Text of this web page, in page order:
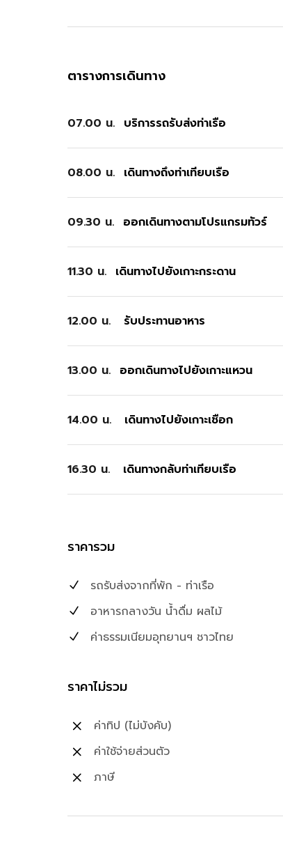
ตารางการเดินทาง
07.00 น. บริการรถรับส่งท่าเรือ
08.00 น. เดินทางถึงท่าเทียบเรือ
09.30 น. ออกเดินทางตามโปรแกรมทัวร์
11.30 น. เดินทางไปยังเกาะกระดาน
12.00 น. รับประทานอาหาร
13.00 น. ออกเดินทางไปยังเกาะแหวน
14.00 น. เดินทางไปยังเกาะเชือก
16.30 น. เดินทางกลับท่าเทียบเรือ
ราคารวม
รถรับส่งจากที่พัก - ท่าเรือ
อาหารกลางวัน น้ำดื่ม ผลไม้
ค่าธรรมเนียมอุทยานฯ ชาวไทย
ราคาไม่รวม
ค่าทิป (ไม่บังคับ)
ค่าใช้จ่ายส่วนตัว
ภาษี